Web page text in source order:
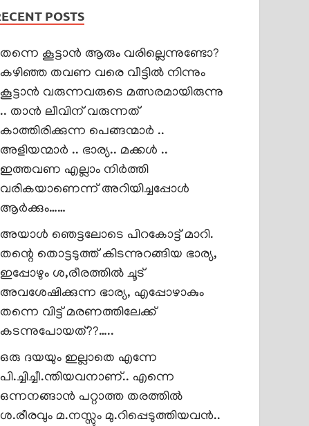
POSTS
തന്നെ കൂട്ടാൻ ആരും വരില്ലെന്നുണ്ടോ?
കഴിഞ്ഞ തവണ വരെ വീട്ടിൽ നിന്നും
കൂട്ടാൻ വരുന്നവരുടെ മത്സരമായിരുന്നു
.. താൻ ലീവിന് വരുന്നത്
കാത്തിരിക്കുന്ന പെങ്ങന്മാർ ..
അളിയന്മാർ .. ഭാര്യ.. മക്കൾ ..
ഇത്തവണ എല്ലാം നിർത്തി
വരികയാണെന്ന് അറിയിച്ചപ്പോൾ
ആർക്കും……
അയാൾ ഞെട്ടലോടെ പിറകോട്ട് മാറി.
തന്റെ തൊട്ടടുത്ത് കിടന്നുറങ്ങിയ ഭാര്യ,
ഇപ്പോഴും ശ,രീരത്തിൽ ചൂട്
അവശേഷിക്കുന്ന ഭാര്യ, എപ്പോഴാകും
തന്നെ വിട്ട് മരണത്തിലേക്ക്
കടന്നുപോയത്??…..
ഒരു ദയയും ഇല്ലാതെ എന്നേ
പി.ച്ചിച്ചീ.ന്തിയവനാണ്.. എന്നെ
ഒന്നനങ്ങാൻ പറ്റാത്ത തരത്തിൽ
ശ.രീരവും മ.നസ്സും മു.റിപ്പെടുത്തിയവൻ..